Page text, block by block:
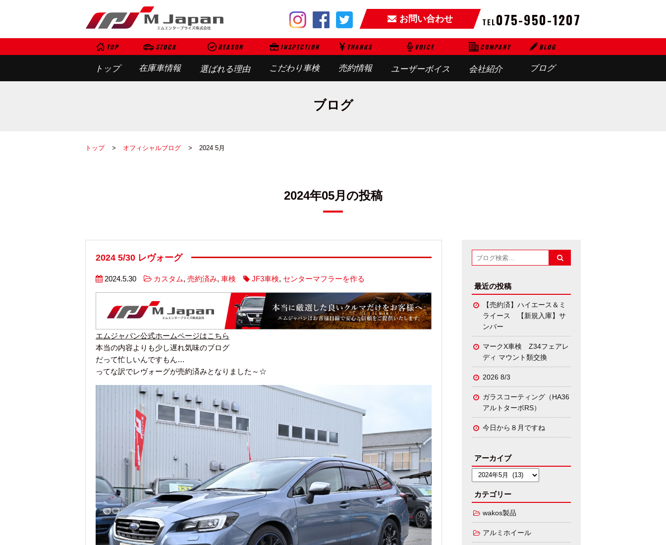
お問い合わせ TEL075-950-1207
TOP
トップ
STOCK
在庫車情報
REASON
選ばれる理由
INSPECTION
こだわり車検
THANKS
売約情報
VOICE
ユーザーボイス
COMPANY
会社紹介
BLOG
ブログ
ブログ
トップ オフィシャルブログ 2024 5月
2024年05月の投稿
2024 5/30 レヴォーグ
2024.5.30 カスタム, 売約済み, 車検 JF3車検, センターマフラーを作る
エムジャパン公式ホームページはこちら
本当の内容よりも少し遅れ気味のブログ
だって忙しいんですもん…
ってな訳でレヴォーグが売約済みとなりました～☆
最近の投稿
【売約済】ハイエース＆ミ
ライース 【新規入庫】サ
ンバー
マークX車検 Z34フェアレ
ディ マウント類交換
2026 8/3
ガラスコーティング（HA36
アルトターボRS）
今日から８月ですね
アーカイブ
カテゴリー
wakos製品
アルミホイール